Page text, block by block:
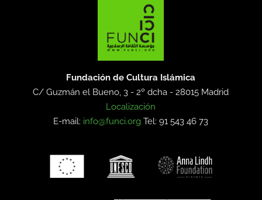
Fundación de Cultura Islámica
C/ Guzmán el Bueno, 3 - 2º dcha -28015 Madrid
Localización
E-mail: info@funci.org Tel: 91 543 46 73